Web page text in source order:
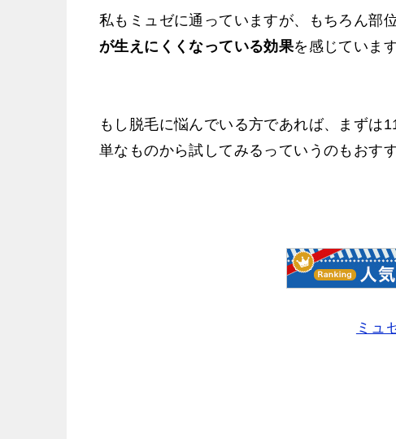
私もミュゼに通っていますが、もちろん部
が生えにくくなっている効果を感じています
もし脱毛に悩んでいる方であれば、まずは
単なものから試してみるっていうのもおすす
ミュ